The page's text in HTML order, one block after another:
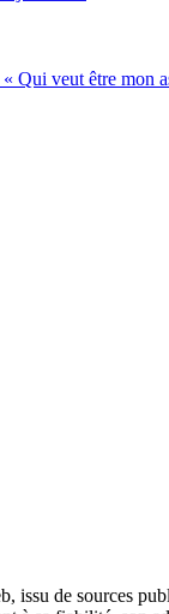
Qui veut être mon
de sources